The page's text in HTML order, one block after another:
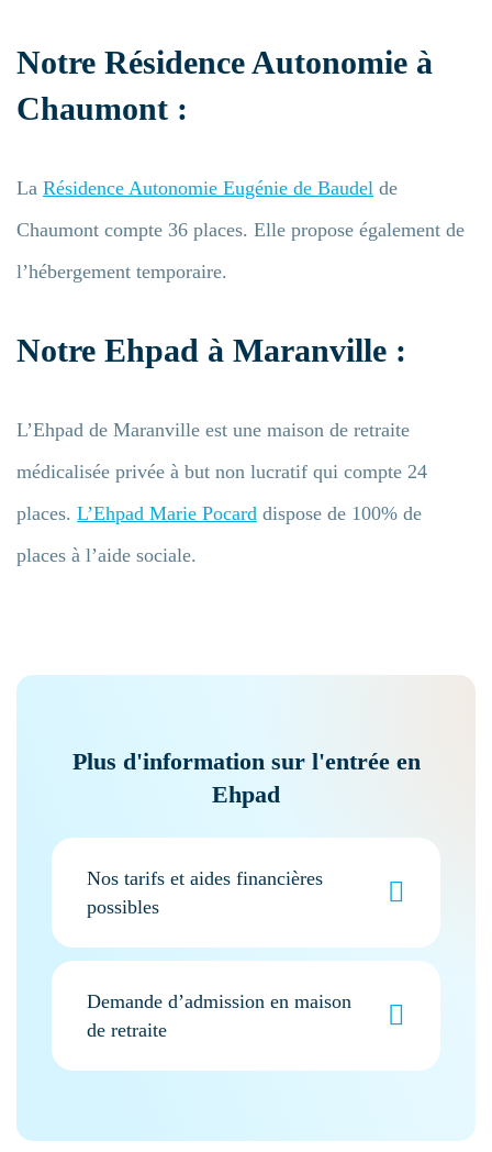
Notre Résidence Autonomie à
Chaumont :
La Résidence Autonomie Eugénie de Baudel de
Chaumont compte 36 places. Elle propose également de
l’hébergement temporaire.
Notre Ehpad à Maranville :
L’Ehpad de Maranville est une maison de retraite
médicalisée privée à but non lucratif qui compte 24
places. L’Ehpad Marie Pocard dispose de 100% de
places à l’aide sociale.
Plus d'information sur l'entrée en
Ehpad
Nos tarifs et aides financières
possibles
Demande d’admission en maison
de retraite